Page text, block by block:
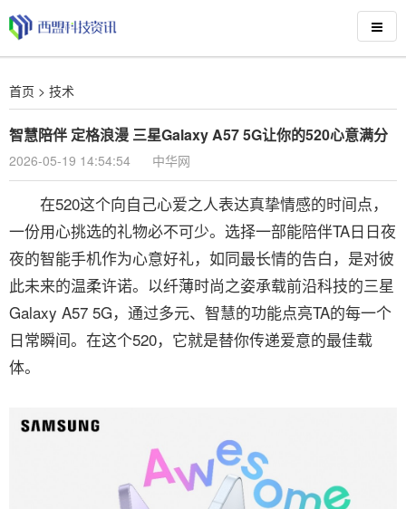
首页 > 技术
智慧陪伴 定格浪漫 三星Galaxy A57 5G让你的520心意满分
2026-05-19 14:54:54 中华网
在520这个向自己心爱之人表达真挚情感的时间点，
一份用心挑选的礼物必不可少。选择一部能陪伴TA日日夜
夜的智能手机作为心意好礼，如同最长情的告白，是对彼
此未来的温柔许诺。以纤薄时尚之姿承载前沿科技的三星
Galaxy A57 5G，通过多元、智慧的功能点亮TA的每一个
日常瞬间。在这个520，它就是替你传递爱意的最佳载
体。